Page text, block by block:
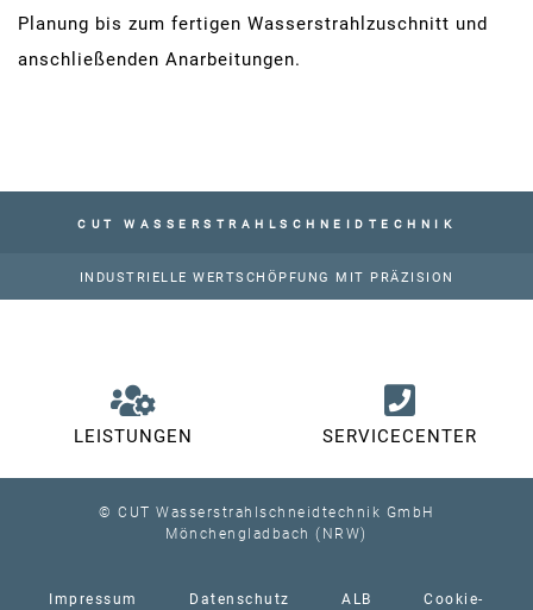
Planung bis zum fertigen Wasserstrahlzuschnitt und
anschließenden Anarbeitungen.
CUT WASSERSTRAHLSCHNEIDTECHNIK
INDUSTRIELLE WERTSCHÖPFUNG MIT PRÄZISION
LEISTUNGEN SERVICECENTER
© CUT Wasserstrahlschneidtechnik GmbH
Mönchengladbach (NRW)
Impressum Datenschutz ALB Cookie-